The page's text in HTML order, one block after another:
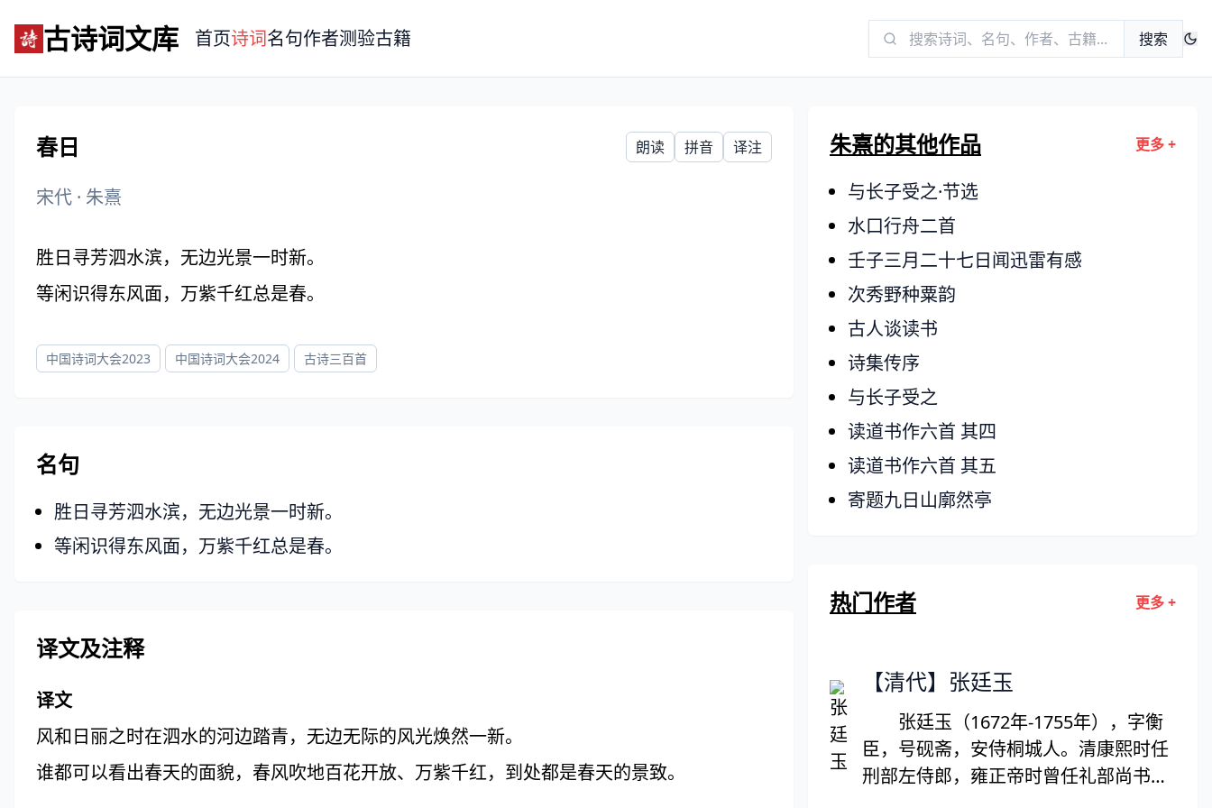
古诗词文库 首页诗词名句作者测验古籍 搜索
春日 朗读 拼音 译注
宋代 · 朱熹
胜日寻芳泗水滨，无边光景一时新。
等闲识得东风面，万紫千红总是春。
中国诗词大会2023 中国诗词大会2024 古诗三百首
名句
胜日寻芳泗水滨，无边光景一时新。
等闲识得东风面，万紫千红总是春。
译文及注释
译文
风和日丽之时在泗水的河边踏青，无边无际的风光焕然一新。
谁都可以看出春天的面貌，春风吹地百花开放、万紫千红，到处都是春天的景致。
朱熹的其他作品 更多 +
与长子受之·节选
水口行舟二首
壬子三月二十七日闻迅雷有感
次秀野种粟韵
古人谈读书
诗集传序
与长子受之
读道书作六首 其四
读道书作六首 其五
寄题九日山廓然亭
热门作者 更多 +
【清代】张廷玉
张廷玉（1672年-1755年），字衡
臣，号砚斋，安侍桐城人。清康熙时任
刑部左侍郎，雍正帝时曾任礼部尚书、